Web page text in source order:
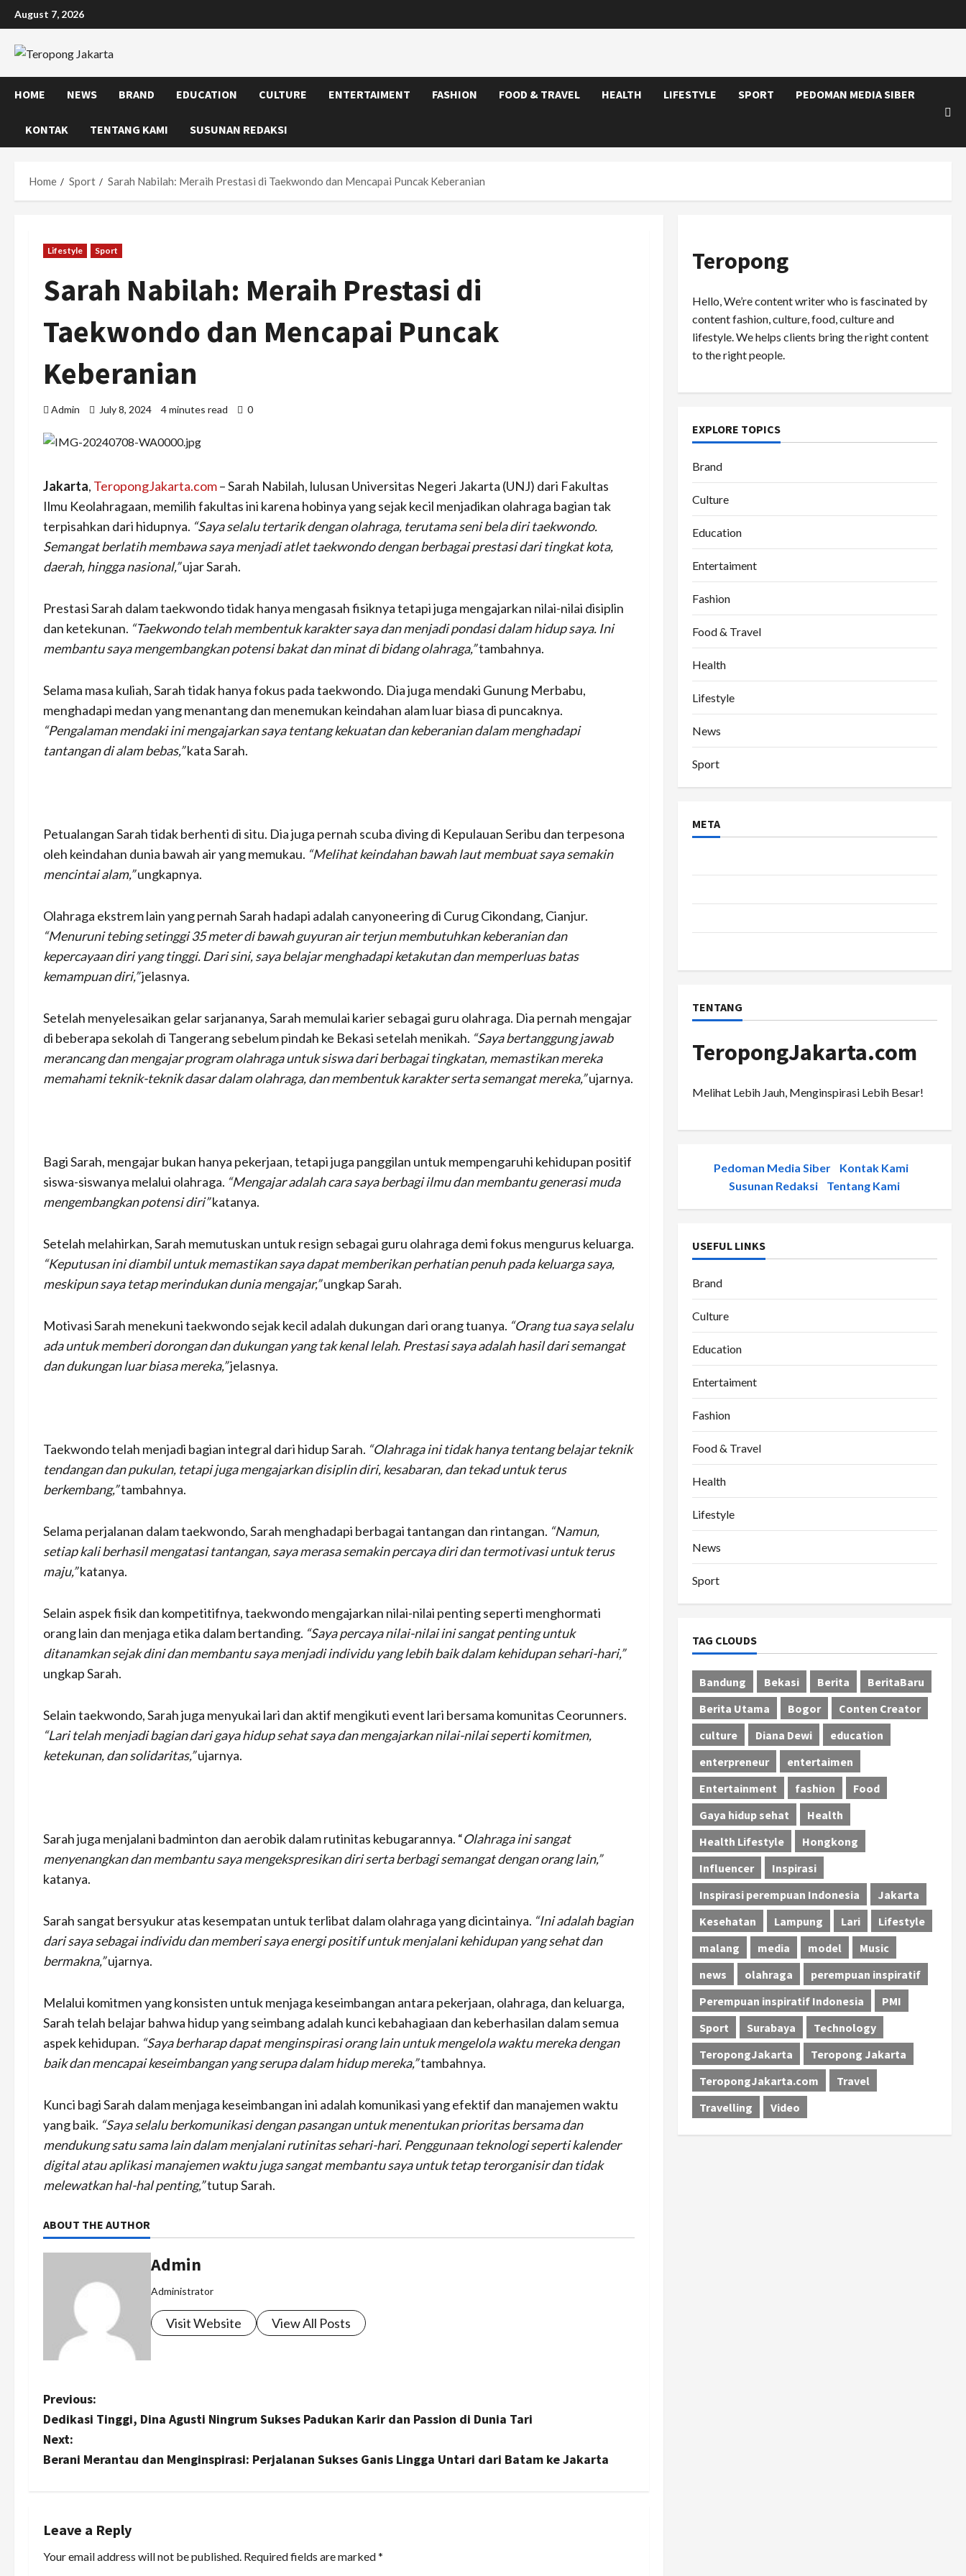
Skip
to
content
August 7, 2026
HOME NEWS BRAND EDUCATION CULTURE ENTERTAIMENT FASHION FOOD & TRAVEL HEALTH LIFESTYLE SPORT PEDOMAN MEDIA SIBER
KONTAK TENTANG KAMI SUSUNAN REDAKSI
Home Sport Sarah Nabilah: Meraih Prestasi di Taekwondo dan Mencapai Puncak Keberanian
Lifestyle Sport
Sarah Nabilah: Meraih Prestasi di
Taekwondo dan Mencapai Puncak
Keberanian
Admin July 8, 2024 4 minutes read 0
Jakarta, TeropongJakarta.com– Sarah Nabilah, lulusan Universitas Negeri Jakarta (UNJ) dari Fakultas
Ilmu Keolahragaan, memilih fakultas ini karena hobinya yang sejak kecil menjadikan olahraga bagian tak
terpisahkan dari hidupnya. “Saya selalu tertarik dengan olahraga, terutama seni bela diri taekwondo.
Semangat berlatih membawa saya menjadi atlet taekwondo dengan berbagai prestasi dari tingkat kota,
daerah, hingga nasional,”ujar Sarah.
Prestasi Sarah dalam taekwondo tidak hanya mengasah fisiknya tetapi juga mengajarkan nilai-nilai disiplin
dan ketekunan. “Taekwondo telah membentuk karakter saya dan menjadi pondasi dalam hidup saya. Ini
membantu saya mengembangkan potensi bakat dan minat di bidang olahraga,”tambahnya.
Selama masa kuliah, Sarah tidak hanya fokus pada taekwondo. Dia juga mendaki Gunung Merbabu,
menghadapi medan yang menantang dan menemukan keindahan alam luar biasa di puncaknya.
“Pengalaman mendaki ini mengajarkan saya tentang kekuatan dan keberanian dalam menghadapi
tantangan di alam bebas,”kata Sarah.
Petualangan Sarah tidak berhenti di situ. Dia juga pernah scuba diving di Kepulauan Seribu dan terpesona
oleh keindahan dunia bawah air yang memukau. “Melihat keindahan bawah laut membuat saya semakin
mencintai alam,”ungkapnya.
Olahraga ekstrem lain yang pernah Sarah hadapi adalah canyoneering di Curug Cikondang, Cianjur.
“Menuruni tebing setinggi 35 meter di bawah guyuran air terjun membutuhkan keberanian dan
kepercayaan diri yang tinggi. Dari sini, saya belajar menghadapi ketakutan dan memperluas batas
kemampuan diri,”jelasnya.
Setelah menyelesaikan gelar sarjananya, Sarah memulai karier sebagai guru olahraga. Dia pernah mengajar
di beberapa sekolah di Tangerang sebelum pindah ke Bekasi setelah menikah. “Saya bertanggung jawab
merancang dan mengajar program olahraga untuk siswa dari berbagai tingkatan, memastikan mereka
memahami teknik-teknik dasar dalam olahraga, dan membentuk karakter serta semangat mereka,”ujarnya.
Bagi Sarah, mengajar bukan hanya pekerjaan, tetapi juga panggilan untuk mempengaruhi kehidupan positif
siswa-siswanya melalui olahraga. “Mengajar adalah cara saya berbagi ilmu dan membantu generasi muda
mengembangkan potensi diri”katanya.
Setelah melahirkan, Sarah memutuskan untuk resign sebagai guru olahraga demi fokus mengurus keluarga.
“Keputusan ini diambil untuk memastikan saya dapat memberikan perhatian penuh pada keluarga saya,
meskipun saya tetap merindukan dunia mengajar,”ungkap Sarah.
Motivasi Sarah menekuni taekwondo sejak kecil adalah dukungan dari orang tuanya. “Orang tua saya selalu
ada untuk memberi dorongan dan dukungan yang tak kenal lelah. Prestasi saya adalah hasil dari semangat
dan dukungan luar biasa mereka,”jelasnya.
Taekwondo telah menjadi bagian integral dari hidup Sarah. “Olahraga ini tidak hanya tentang belajar teknik
tendangan dan pukulan, tetapi juga mengajarkan disiplin diri, kesabaran, dan tekad untuk terus
berkembang,”tambahnya.
Selama perjalanan dalam taekwondo, Sarah menghadapi berbagai tantangan dan rintangan. “Namun,
setiap kali berhasil mengatasi tantangan, saya merasa semakin percaya diri dan termotivasi untuk terus
maju,”katanya.
Selain aspek fisik dan kompetitifnya, taekwondo mengajarkan nilai-nilai penting seperti menghormati
orang lain dan menjaga etika dalam bertanding. “Saya percaya nilai-nilai ini sangat penting untuk
ditanamkan sejak dini dan membantu saya menjadi individu yang lebih baik dalam kehidupan sehari-hari,”
ungkap Sarah.
Selain taekwondo, Sarah juga menyukai lari dan aktif mengikuti event lari bersama komunitas Ceorunners.
“Lari telah menjadi bagian dari gaya hidup sehat saya dan mengajarkan nilai-nilai seperti komitmen,
ketekunan, dan solidaritas,”ujarnya.
Sarah juga menjalani badminton dan aerobik dalam rutinitas kebugarannya. “Olahraga ini sangat
menyenangkan dan membantu saya mengekspresikan diri serta berbagi semangat dengan orang lain,”
katanya.
Sarah sangat bersyukur atas kesempatan untuk terlibat dalam olahraga yang dicintainya. “Ini adalah bagian
dari saya sebagai individu dan memberi saya energi positif untuk menjalani kehidupan yang sehat dan
bermakna,”ujarnya.
Melalui komitmen yang konsisten untuk menjaga keseimbangan antara pekerjaan, olahraga, dan keluarga,
Sarah telah belajar bahwa hidup yang seimbang adalah kunci kebahagiaan dan keberhasilan dalam semua
aspek kehidupan. “Saya berharap dapat menginspirasi orang lain untuk mengelola waktu mereka dengan
baik dan mencapai keseimbangan yang serupa dalam hidup mereka,”tambahnya.
Kunci bagi Sarah dalam menjaga keseimbangan ini adalah komunikasi yang efektif dan manajemen waktu
yang baik. “Saya selalu berkomunikasi dengan pasangan untuk menentukan prioritas bersama dan
mendukung satu sama lain dalam menjalani rutinitas sehari-hari. Penggunaan teknologi seperti kalender
digital atau aplikasi manajemen waktu juga sangat membantu saya untuk tetap terorganisir dan tidak
melewatkan hal-hal penting,”tutup Sarah.
ABOUT THE AUTHOR
Admin
Administrator
Visit Website View All Posts
P
o
s
n
a
Previous:
Dedikasi Tinggi, Dina Agusti Ningrum Sukses Padukan Karir dan Passion di Dunia Tari
Next:
Berani Merantau dan Menginspirasi: Perjalanan Sukses Ganis Lingga Untari dari Batam ke Jakarta
Leave a Reply
Your email address will not be published. Required fields are marked*
Teropong
Hello, We’re content writer who is fascinated by
content fashion, culture, food, culture and
lifestyle. We helps clients bring the right content
to the right people.
EXPLORE TOPICS
Brand
Culture
Education
Entertaiment
Fashion
Food & Travel
Health
Lifestyle
News
Sport
META
TENTANG
TeropongJakarta.com
Melihat Lebih Jauh, Menginspirasi Lebih Besar!
Pedoman Media Siber Kontak Kami
Susunan Redaksi
Tentang Kami
USEFUL LINKS
Brand
Culture
Education
Entertaiment
Fashion
Food & Travel
Health
Lifestyle
News
Sport
TAG CLOUDS
Bandung Bekasi Berita
BeritaBaru
Berita Utama
Bogor
Conten Creator
culture
Diana Dewi
education
enterpreneur
entertaimen
Entertainment
fashion
Food
Gaya hidup sehat
Health
Health Lifestyle
Hongkong
Influencer
Inspirasi
Inspirasi perempuan Indonesia
Jakarta
Kesehatan
Lampung Lari
Lifestyle
malang
media model
Music
news
olahraga
perempuan inspiratif
Perempuan inspiratif Indonesia
PMI
Sport
Surabaya
Technology
TeropongJakarta
Teropong Jakarta
TeropongJakarta.com
Travel
Travelling
Video